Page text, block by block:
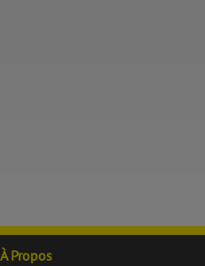
À Propos